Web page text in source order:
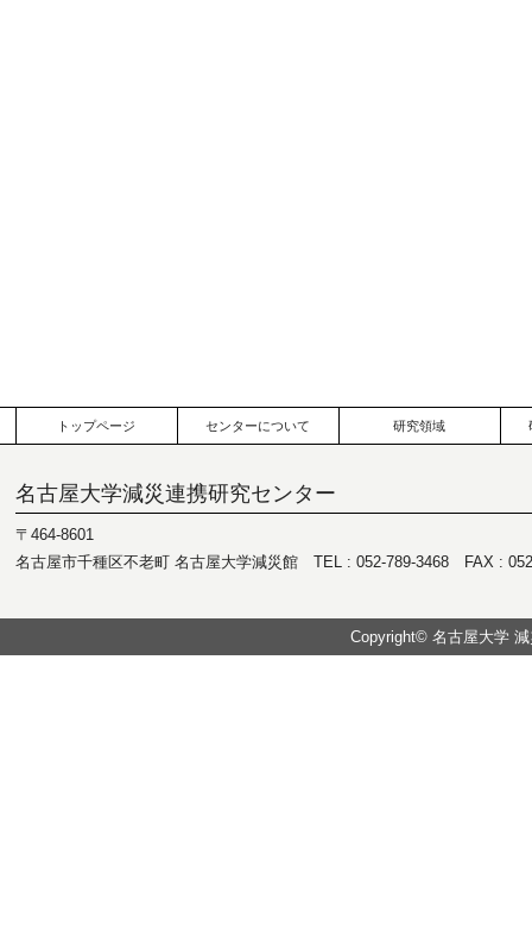
トップページ センターについて 研究領域
名古屋大学減災連携研究センター
〒464-8601
名古屋市千種区不老町 名古屋大学減災館 TEL : 052-789-3468 FAX :
Copyright© 名古屋大学